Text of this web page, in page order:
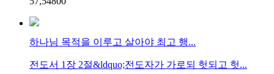
하나님 목적을 이루고 살아야 최고 행...
전도서 1장 2절&ldquo;전도자가 가로되 헛되고 헛...